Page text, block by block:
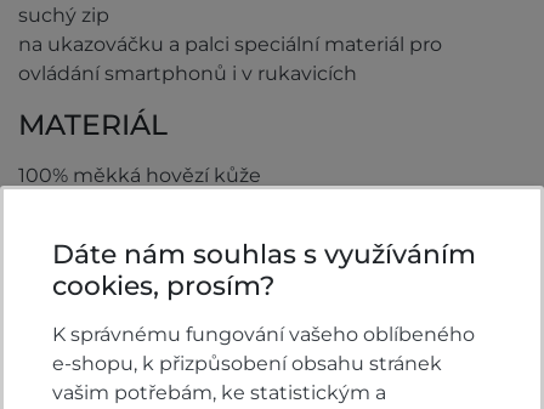
suchý zip
na ukazováčku a palci speciální materiál pro
ovládání smartphonů i v rukavicích
MATERIÁL
100% měkká hovězí kůže
Vlastnosti
Barva:
Černá
Materiál:
Kůže
Dáte nám souhlas s využíváním
cookies, prosím?
K správnému fungování vašeho oblíbeného
e-shopu, k přizpůsobení obsahu stránek
vašim potřebám, ke statistickým a